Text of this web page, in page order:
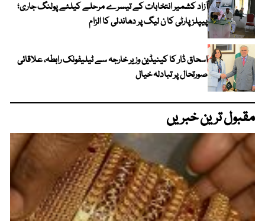
آزاد کشمیر انتخابات کے تیسرے مرحلے کیلئے پولنگ جاری؛
پیپلز پارٹی کا ن لیگ پر دھاندلی کا الزام
اسحاق ڈار کا کینیڈین وزیر خارجہ سے ٹیلیفونک رابطہ، علاقائی
صورتحال پر تبادلہ خیال
مقبول ترین خبریں